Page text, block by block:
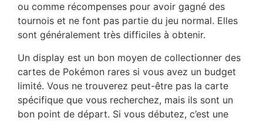
ou comme récompenses pour avoir gagné des
tournois et ne font pas partie du jeu normal. Elles
sont généralement très difficiles à obtenir.
Un display est un bon moyen de collectionner des
cartes de Pokémon rares si vous avez un budget
limité. Vous ne trouverez peut-être pas la carte
spécifique que vous recherchez, mais ils sont un
bon point de départ. Si vous débutez, c’est une